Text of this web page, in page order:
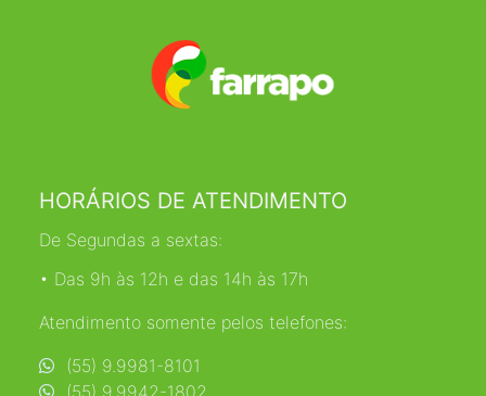
HORÁRIOS DE ATENDIMENTO
De Segundas a sextas:
• Das 9h às 12h e das 14h às 17h
Atendimento somente pelos telefones:
(55) 9.9981-8101